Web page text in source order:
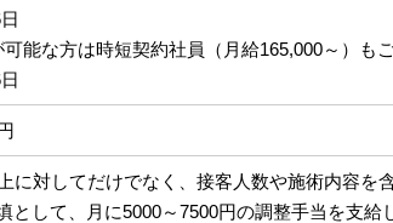
能な方は時短契約社員（月給165,000～）も
に対してだけでなく、接客人数や施術内容を
として、月に5000～7500円の調整手当を支給